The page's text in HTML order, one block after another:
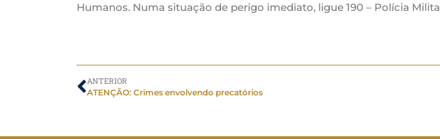
Humanos. Numa situação de perigo imediato, ligue 190 – Polícia
ANTERIOR
ATENÇÃO: Crimes envolvendo precatórios